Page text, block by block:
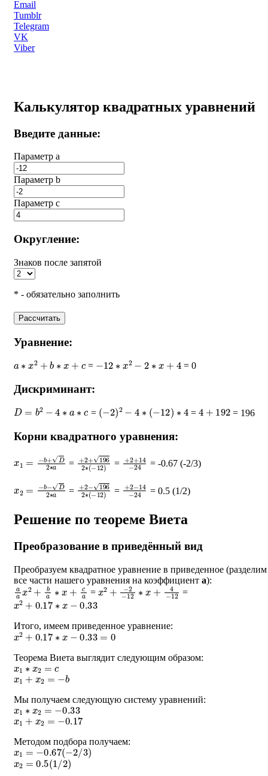
Email
Tumblr
Telegram
VK
Viber
Калькулятор квадратных уравнений
Введите данные:
Параметр a
Параметр b
Параметр с
Округление:
Знаков после запятой
* - обязательно заполнить
Рассчитать
Уравнение:
2 b ∗ = 12∗ 2− ∗ = 0
Дискриминант:
D= 2− a = (− 2)2− ∗ −12)∗ = 4 +192 = 196
Корни квадратного уравнения:
+ D2∗ = + 2+ 196 (−12)
= + 2+ 14 24
= -0.67 (-2/3)
b−D2∗ = +2−196 (−12)
= +2−14 24
= 0.5 (1/2)
Решение по теореме Виета
Преобразование в приведённый вид
Преобразуем квадратное уравнение в приведенное (разделим
все части нашего уравнения на коэффициент a):
aax2+ba∗x+ca = x2+
−2−12∗x+4−12 =
x2 0.17∗ 0.33
Итого, имеем приведенное уравнение:
x2+0.17∗x−0.33=0
Теорема Виета выглядит следующим образом:
x1∗x2= c
x1 + x2 =− b
Мы получаем следующую систему уравнений:
x1∗x2=−0.33
x1 + x2 =− 0.17
Методом подбора получаем:
x1=−0.67(−2/3)
x2 =0.5 (1/2)